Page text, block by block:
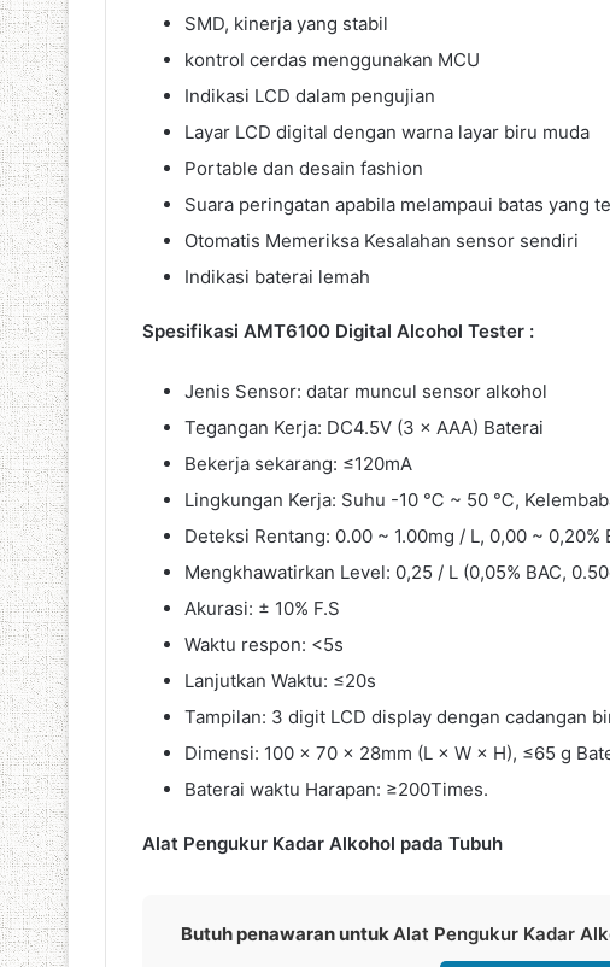
SMD, kinerja yang stabil
kontrol cerdas menggunakan MCU
Indikasi LCD dalam pengujian
Layar LCD digital dengan warna layar biru muda
Portable dan desain fashion
Suara peringatan apabila melampaui batas yang
Otomatis Memeriksa Kesalahan sensor sendiri
Indikasi baterai lemah
Spesifikasi AMT6100 Digital Alcohol Tester :
Jenis Sensor: datar muncul sensor alkohol
Tegangan Kerja: DC4.5V (3 × AAA) Baterai
Bekerja sekarang: ≤120mA
Lingkungan Kerja: Suhu -10 ℃ ~ 50 ℃,
Deteksi Rentang: 0.00 ~ 1.00mg / L, 0,00 ~
Mengkhawatirkan Level: 0,25 / L (0,05% BAC,
Akurasi: ± 10% F.S
Waktu respon: <5s
Lanjutkan Waktu: ≤20s
Tampilan: 3 digit LCD display dengan cadangan
Dimensi: 100 × 70 × 28mm (L × W × H), ≤65 g
Baterai waktu Harapan: ≥200Times.
Alat Pengukur Kadar Alkohol pada Tubuh
Butuh penawaran untukAlat Pengukur Kadar